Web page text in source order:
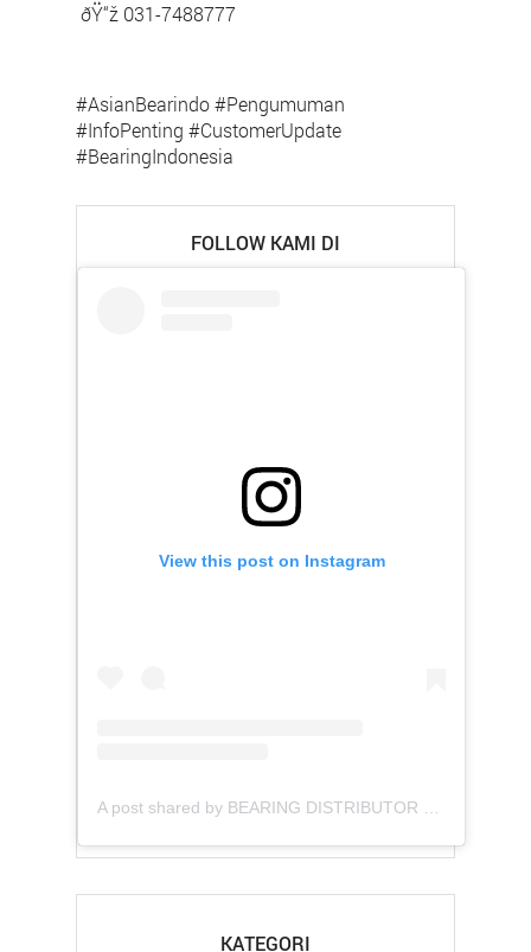
ðŸ“ž 031-7488777
#AsianBearindo #Pengumuman
#InfoPenting #CustomerUpdate
#BearingIndonesia
FOLLOW KAMI DI
View this post on Instagram
KATEGORI